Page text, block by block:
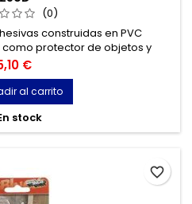
(0)
construidas en PVC
protector de objetos y
25 pastillas Ø 9 mm x 2
mm.
€
al carrito
stock
favorite_border